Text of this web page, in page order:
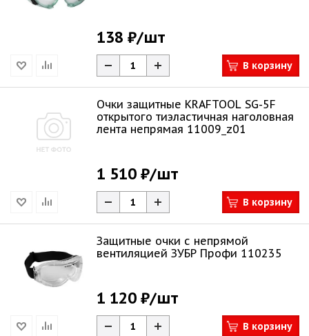
138 ₽/шт
В корзину
Очки защитные KRAFTOOL SG-5F
открытого тиэластичная наголовная
лента непрямая 11009_z01
1 510 ₽/шт
В корзину
Защитные очки с непрямой
вентиляцией ЗУБР Профи 110235
1 120 ₽/шт
В корзину